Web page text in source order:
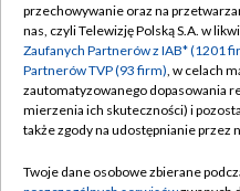
Abonament TVP
Emisja w TVP
Centrum informacji TVP
Naziemna Telewizja
przechowywanie oraz na
nas, czyli Telewizję Polską S.A. w
Zaufanych Partnerów z IAB* (1201
Partnerów TVP (93 firm), w celach
zautomatyzowanego dopasowania
mierzenia ich skuteczności) i
także zgody na udostępnianie przez
Twoje dane osobowe zbierane